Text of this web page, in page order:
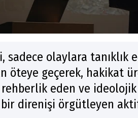
sadece olaylara tanıklık
öteye geçerek, hakikat
eden ve ideolojik
direnişi örgütleyen aktif